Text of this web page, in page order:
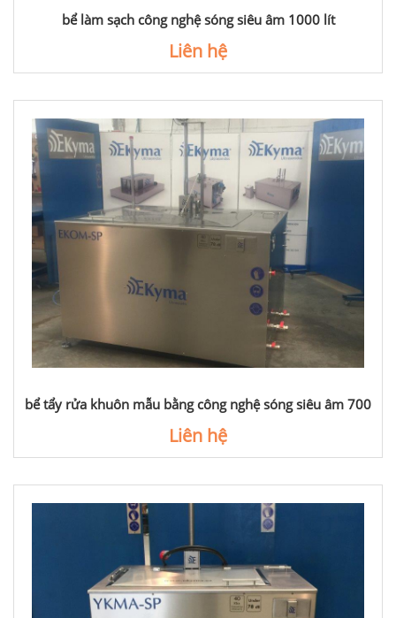
bể làm sạch công nghệ sóng siêu âm 1000 lít
Liên hệ
bể tẩy rửa khuôn mẫu bằng công nghệ sóng siêu âm 700
Liên hệ